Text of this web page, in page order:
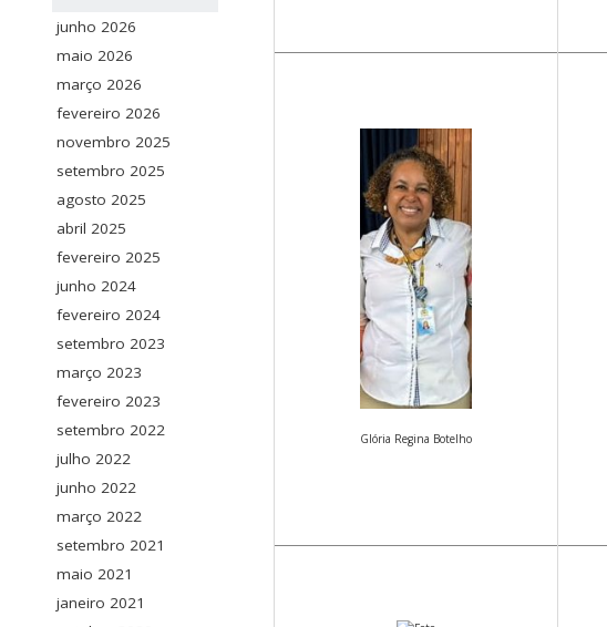
junho 2026
maio 2026
março 2026
fevereiro 2026
novembro 2025
setembro 2025
agosto 2025
abril 2025
fevereiro 2025
junho 2024
fevereiro 2024
setembro 2023
março 2023
fevereiro 2023
setembro 2022
julho 2022
junho 2022
março 2022
setembro 2021
maio 2021
janeiro 2021
Glória Regina Botelho